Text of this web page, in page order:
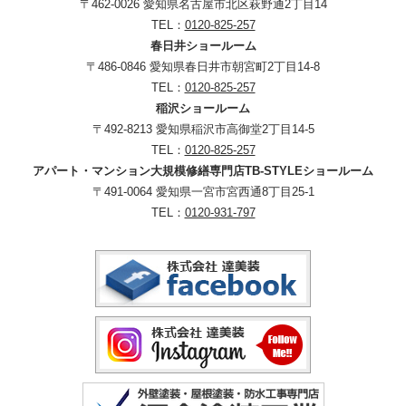
〒462-0026 愛知県名古屋市北区萩野通2丁目14
TEL： 0120-825-257
春日井ショールーム
〒486-0846 愛知県春日井市朝宮町2丁目14-8
TEL： 0120-825-257
稲沢ショールーム
〒492-8213 愛知県稲沢市高御堂2丁目14-5
TEL： 0120-825-257
アパート・マンション大規模修繕専門店TB-STYLEショールーム
〒491-0064 愛知県一宮市宮西通8丁目25-1
TEL： 0120-931-797